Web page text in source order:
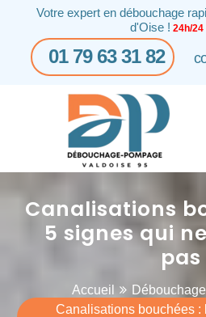
Votre expert en débouchage
d'Oise ! 24h/24
01 79 63 31 82
Canalisations
5 signes qui
pas
Accueil
Canalisations bouchées :